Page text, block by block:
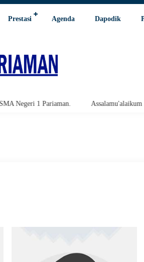
Prestasi Agenda Dapodik
Assalamu'alaikum warahmatullahi